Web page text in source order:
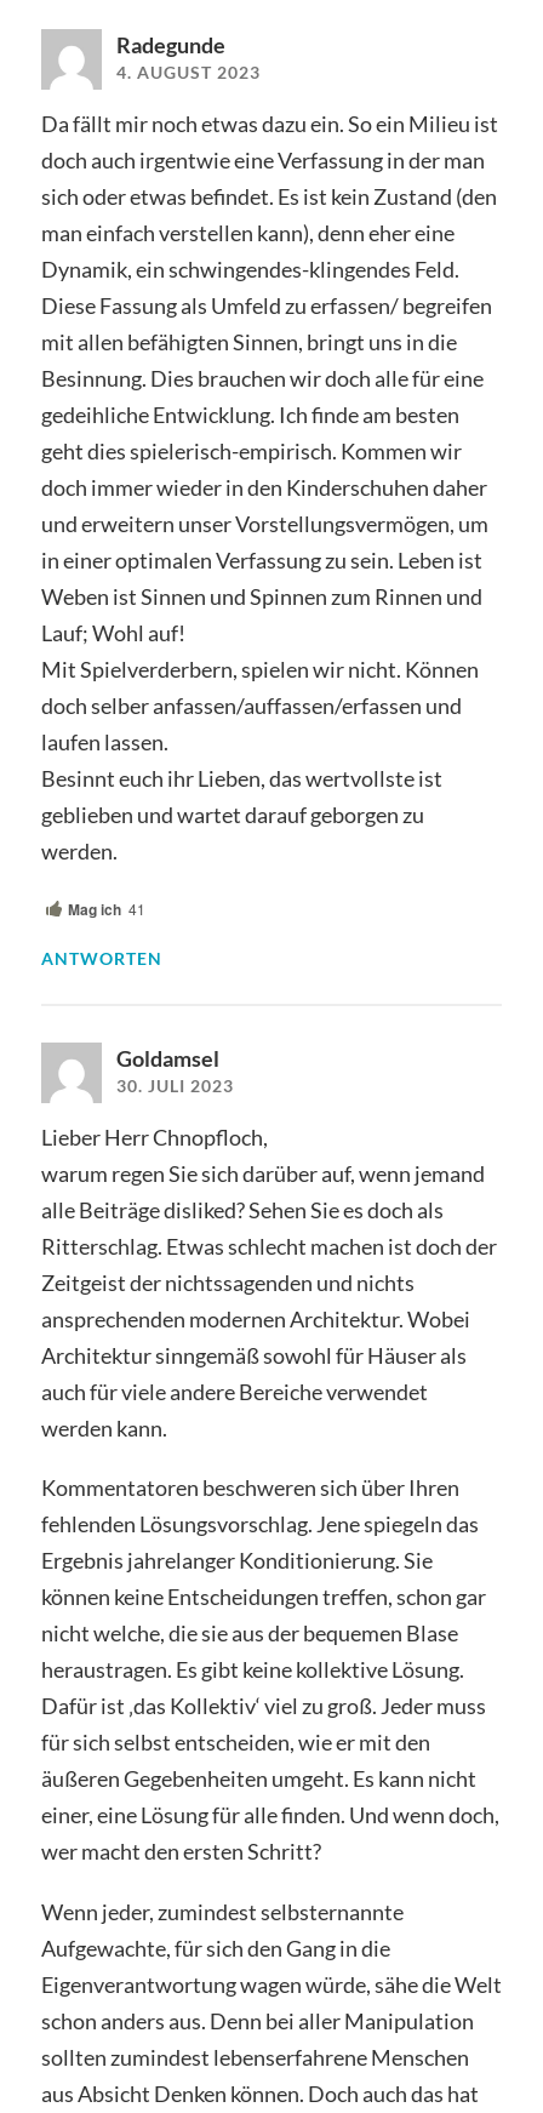
Radegunde
4. AUGUST 2023
Da fällt mir noch etwas dazu ein. So ein Milieu ist
doch auch irgentwie eine Verfassung in der man
sich oder etwas befindet. Es ist kein Zustand (den
man einfach verstellen kann), denn eher eine
Dynamik, ein schwingendes-klingendes Feld.
Diese Fassung als Umfeld zu erfassen/ begreifen
mit allen befähigten Sinnen, bringt uns in die
Besinnung. Dies brauchen wir doch alle für eine
gedeihliche Entwicklung. Ich finde am besten
geht dies spielerisch-empirisch. Kommen wir
doch immer wieder in den Kinderschuhen daher
und erweitern unser Vorstellungsvermögen, um
in einer optimalen Verfassung zu sein. Leben ist
Weben ist Sinnen und Spinnen zum Rinnen und
Lauf; Wohl auf!
Mit Spielverderbern, spielen wir nicht. Können
doch selber anfassen/auffassen/erfassen und
laufen lassen.
Besinnt euch ihr Lieben, das wertvollste ist
geblieben und wartet darauf geborgen zu
werden.
Mag ich 41
ANTWORTEN
Goldamsel
30. JULI 2023
Lieber Herr Chnopfloch,
warum regen Sie sich darüber auf, wenn jemand
alle Beiträge disliked? Sehen Sie es doch als
Ritterschlag. Etwas schlecht machen ist doch der
Zeitgeist der nichtssagenden und nichts
ansprechenden modernen Architektur. Wobei
Architektur sinngemäß sowohl für Häuser als
auch für viele andere Bereiche verwendet
werden kann.
Kommentatoren beschweren sich über Ihren
fehlenden Lösungsvorschlag. Jene spiegeln das
Ergebnis jahrelanger Konditionierung. Sie
können keine Entscheidungen treffen, schon gar
nicht welche, die sie aus der bequemen Blase
heraustragen. Es gibt keine kollektive Lösung.
Dafür ist ‚das Kollektiv‘ viel zu groß. Jeder muss
für sich selbst entscheiden, wie er mit den
äußeren Gegebenheiten umgeht. Es kann nicht
einer, eine Lösung für alle finden. Und wenn doch,
wer macht den ersten Schritt?
Wenn jeder, zumindest selbsternannte
Aufgewachte, für sich den Gang in die
Eigenverantwortung wagen würde, sähe die Welt
schon anders aus. Denn bei aller Manipulation
sollten zumindest lebenserfahrene Menschen
aus Absicht Denken können. Doch auch das hat